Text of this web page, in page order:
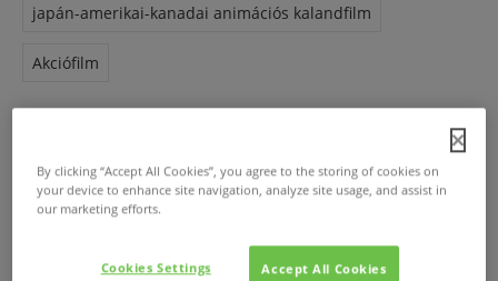
japán-amerikai-kanadai animációs kalandfilm
Akciófilm
James Marsden
By clicking “Accept All Cookies”, you agree to the storing of cookies on
your device to enhance site navigation, analyze site usage, and assist in
our marketing efforts.
Accept All Cookies
Cookies Settings